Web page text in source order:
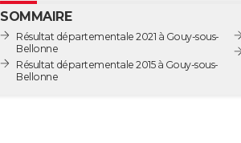
SOMMAIRE
Résultat départementale 2021 à Gouy-sous-
Bellonne
Résultat départementale 2015 à Gouy-sous-
Bellonne